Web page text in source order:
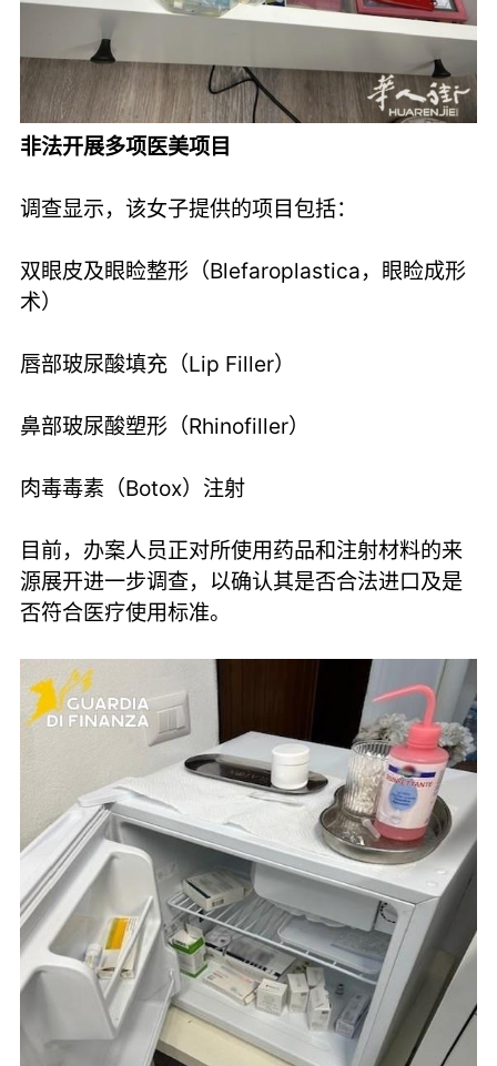
非法开展多项医美项目
调查显示，该女子提供的项目包括：
双眼皮及眼睑整形（Blefaroplastica，眼睑成形
术）
唇部玻尿酸填充（Lip Filler）
鼻部玻尿酸塑形（Rhinofiller）
肉毒毒素（Botox）注射
目前，办案人员正对所使用药品和注射材料的来
源展开进一步调查，以确认其是否合法进口及是
否符合医疗使用标准。